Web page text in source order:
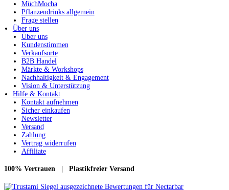
MüchMocha
Pflanzendrinks allgemein
Frage stellen
Über uns
Über uns
Kundenstimmen
Verkaufsorte
B2B Handel
Märkte & Workshops
Nachhaltigkeit & Engagement
Vision & Unterstützung
Hilfe & Kontakt
Kontakt aufnehmen
Sicher einkaufen
Newsletter
Versand
Zahlung
Vertrag widerrufen
Affiliate
100% Vertrauen | Plastikfreier Versand